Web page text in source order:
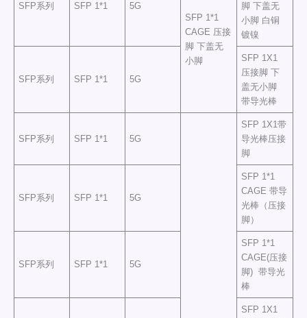
SFP系列 SFP 1*1
5G
SFP 1*1
CAGE 压接
脚 下盖无
小脚
脚 下盖无
小脚 白铜
镀镍
SFP系列 SFP 1*1 5G
SFP 1X1
压接脚 下
盖无小脚
带导光棒
SFP系列 SFP 1*1 5G
SFP 1X1带
导光棒压接
脚
SFP系列 SFP 1*1 5G
SFP 1*1
CAGE 带导
光棒（压接
脚）
SFP系列 SFP 1*1 5G
SFP 1*1
CAGE(压接
脚) 带导光
棒
SFP 1X1